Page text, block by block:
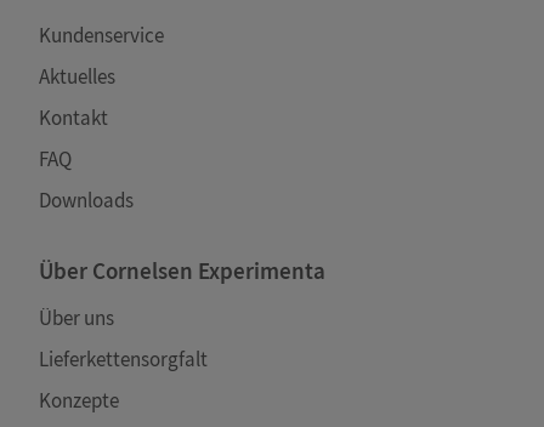
Kundenservice
Aktuelles
Kontakt
FAQ
Downloads
Über Cornelsen Experimenta
Über uns
Lieferkettensorgfalt
Konzepte